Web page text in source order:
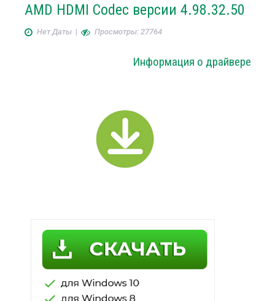
AMD HDMI Codec версии 4.98.32.50
Нет Даты| Просмотры: 27764
Информация о драйвере